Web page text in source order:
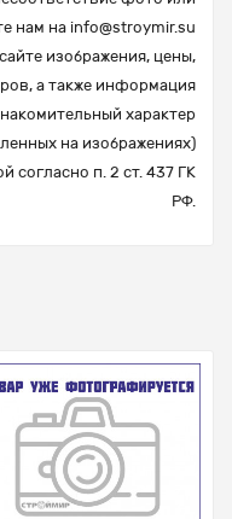
нам на info@stroymir.su
изображения, цены,
а также информация
характер
на изображениях)
согласно п. 2 ст. 437 ГК
РФ.